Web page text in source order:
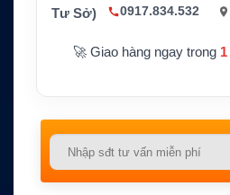
Thiết bị tương thích
Bảo hành
Tư Sở) 0917.834.532
🚀 Giao hàng ngay trong